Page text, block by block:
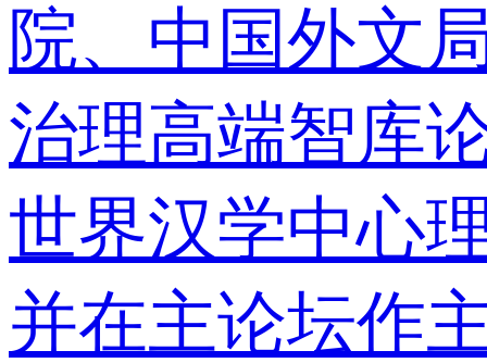
院、中国外文
治理高端智库
世界汉学中心
并在主论坛作